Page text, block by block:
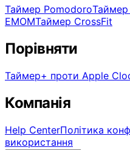
Таймер PomodoroТаймер
EMOMТаймер CrossFit
Порівняти
Таймер+ проти Apple
Компанія
Help CenterПолітика
використання